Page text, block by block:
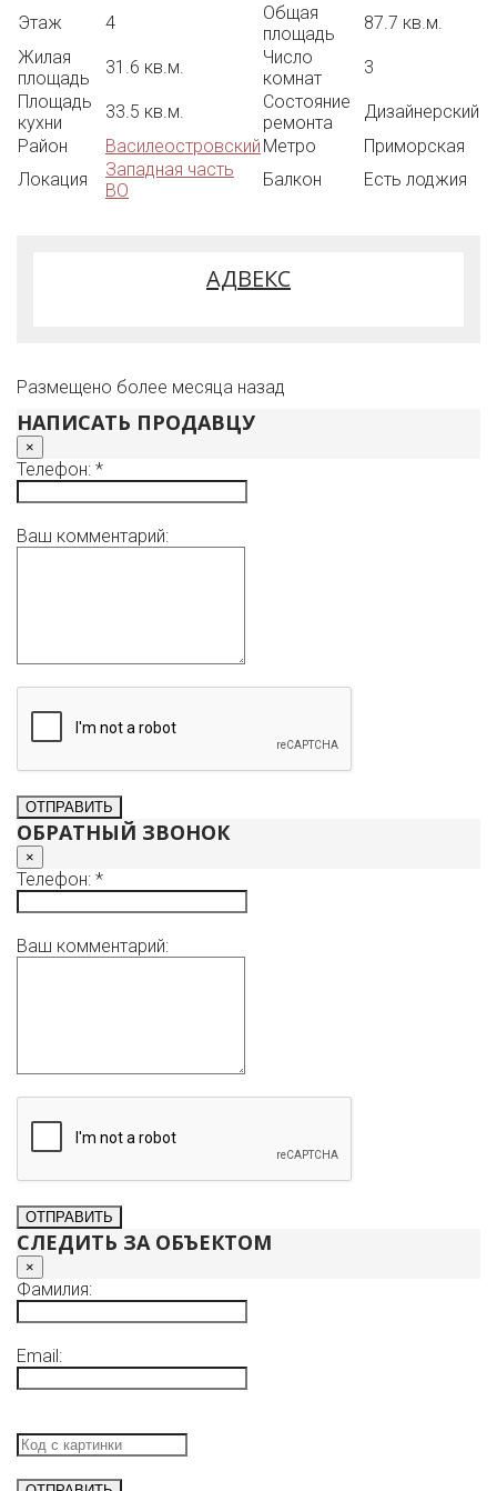
Звоните, приглашаем на просмотр.
Этаж 4
Общая
площадь
87.7 кв.м.
Жилая
площадь
31.6 кв.м.
Число
комнат
3
Площадь
кухни
33.5 кв.м.
Состояние
ремонта
Дизайнерский
Район
Василеостровский Метро
Приморская
Локация
Западная часть
ВО
Балкон Есть лоджия
АДВЕКС
Размещено более месяца назад
НАПИСАТЬ ПРОДАВЦУ
×
Телефон: *
Ваш комментарий:
ОБРАТНЫЙ ЗВОНОК
×
Телефон: *
Ваш комментарий:
СЛЕДИТЬ ЗА ОБЪЕКТОМ
×
Фамилия:
Email: